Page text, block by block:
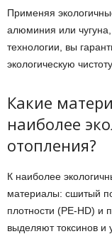
Применяя
алюминия или
технологии, вы
экологическую
Какие
наиболее
отопления?
К наиболее
материалы: сшитый
плотности (PE-HD) и
выделяют токсинов и